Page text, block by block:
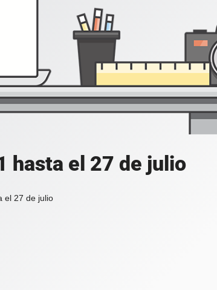
hasta el 27 de julio
el 27 de julio